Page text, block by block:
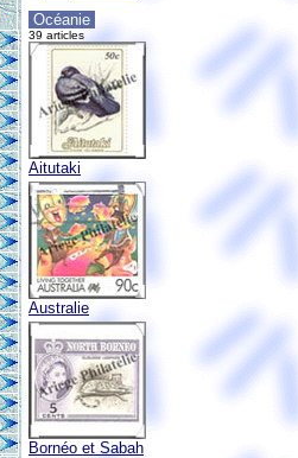
Océanie
39 articles
Aitutaki
Australie
Bornéo et Sabah